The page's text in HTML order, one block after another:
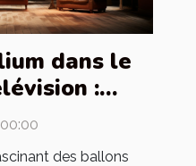
dans le
:
de
des ballons